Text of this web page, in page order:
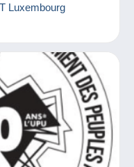
Luxembourg